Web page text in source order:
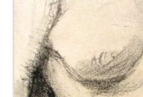
Buchempfehlungen
Richild Holt –
Theodor Zeller
Visionär